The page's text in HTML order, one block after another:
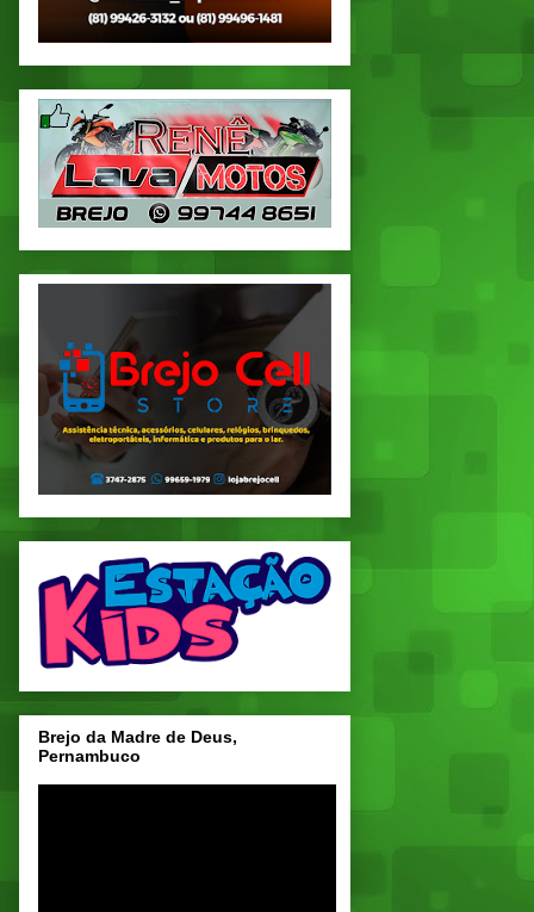
Brejo da Madre de Deus,
Pernambuco